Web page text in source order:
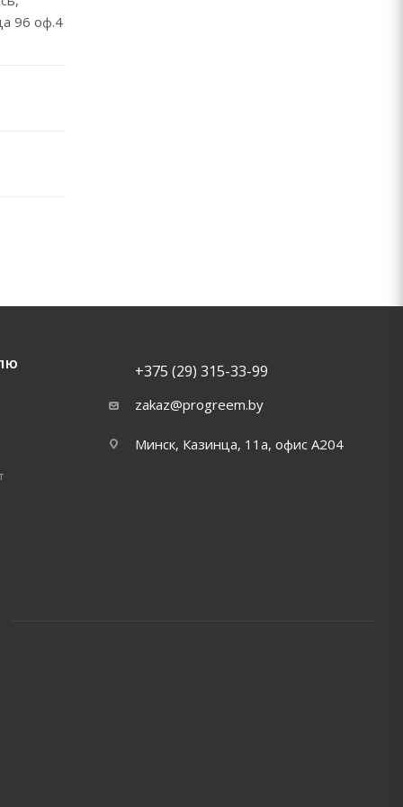
96 оф.4
+375 (29) 315-33-99
zakaz@progreem.by
Минск, Казинца, 11а, офис А204